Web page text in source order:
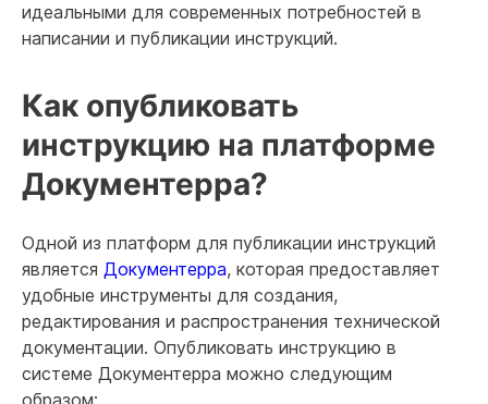
идеальными для современных потребностей в
написании и публикации инструкций.
Как опубликовать
инструкцию на платформе
Документерра?
Одной из платформ для публикации инструкций
является Документерра, которая предоставляет
удобные инструменты для создания,
редактирования и распространения технической
документации. Опубликовать инструкцию в
системе Документерра можно следующим
образом: